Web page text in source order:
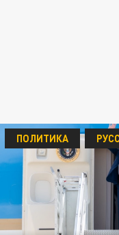
ПОЛИТИКА